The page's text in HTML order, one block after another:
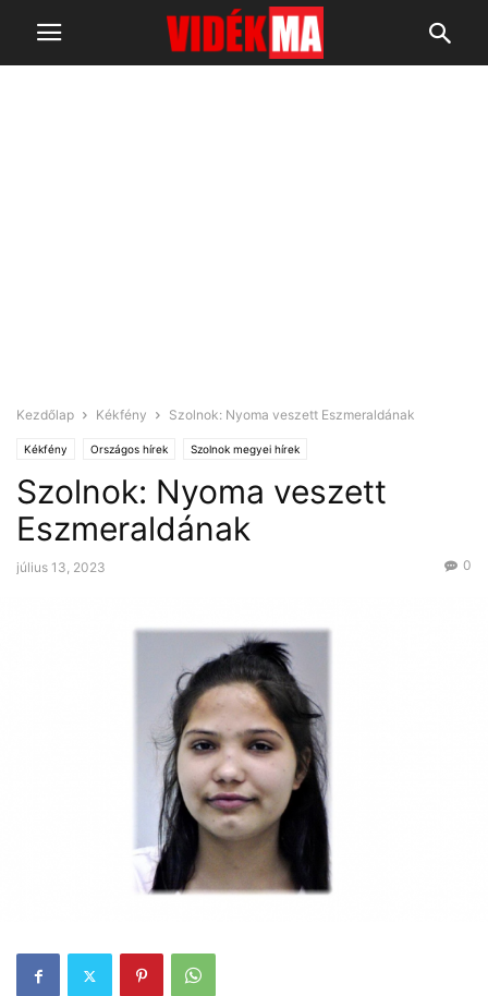
Kezdőlap Kékfény Szolnok: Nyoma veszett Eszmeraldának
Kékfény Országos hírek Szolnok megyei hírek
Szolnok: Nyoma veszett
Eszmeraldának
július 13, 2023 0